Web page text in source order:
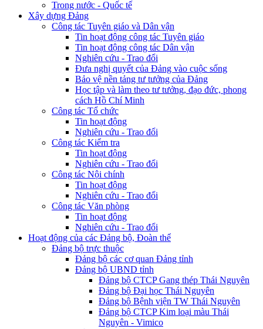
Trong nước - Quốc tế
Xây dựng Đảng
Công tác Tuyên giáo và Dân vận
Tin hoạt động công tác Tuyên giáo
Tin hoạt động công tác Dân vận
Nghiên cứu - Trao đổi
Đưa nghị quyết của Đảng vào cuộc sống
Bảo vệ nền tảng tư tưởng của Đảng
Học tập và làm theo tư tưởng, đạo đức, phong
cách Hồ Chí Minh
Công tác Tổ chức
Tin hoạt động
Nghiên cứu - Trao đổi
Công tác Kiểm tra
Tin hoạt động
Nghiên cứu - Trao đổi
Công tác Nội chính
Tin hoạt động
Nghiên cứu - Trao đổi
Công tác Văn phòng
Tin hoạt động
Nghiên cứu - Trao đổi
Hoạt động của các Đảng bộ, Đoàn thể
Đảng bộ trực thuộc
Đảng bộ các cơ quan Đảng tỉnh
Đảng bộ UBND tỉnh
Đảng bộ CTCP Gang thép Thái Nguyên
Đảng bộ Đại học Thái Nguyên
Đảng bộ Bệnh viện TW Thái Nguyên
Đảng bộ CTCP Kim loại màu Thái
Nguyên - Vimico